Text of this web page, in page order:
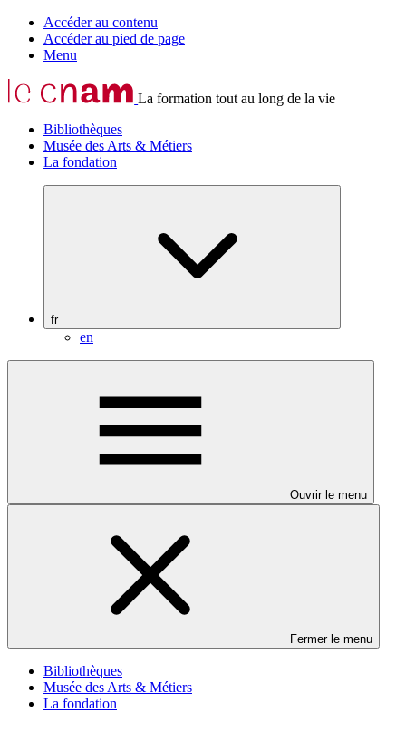
Accéder au contenu
Accéder au pied de page
Menu
La formation tout au long de la vie
Bibliothèques
Musée des Arts & Métiers
La fondation
fr
en
Ouvrir le menu
Fermer le menu
Bibliothèques
Musée des Arts & Métiers
La fondation